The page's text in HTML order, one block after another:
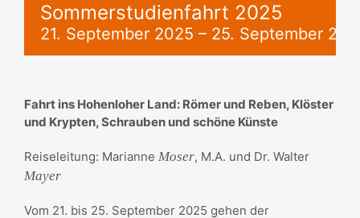
Sommerstudienfahrt 2025
21. September 2025 – 25. September
Fahrt ins Hohenloher Land: Römer und Reben, Klöster
und Krypten, Schrauben und schöne Künste
Reiseleitung: Marianne Moser, M.A. und Dr. Walter
Mayer
Vom 21. bis 25. September 2025 gehen der